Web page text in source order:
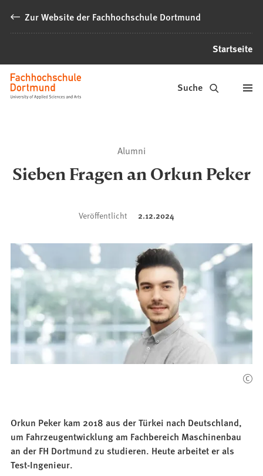
Inhalt anspringen
Zur Website der Fachhochschule Dortmund
Startseite
Alumni
Fachhochschule
Suche
Alumni
Sieben Fragen an Orkun Peker
Veröffentlicht 2.12.2024
Orkun Peker kam 2018 aus der Türkei nach Deutschland,
um Fahrzeugentwicklung am Fachbereich Maschinenbau
an der FH Dortmund zu studieren. Heute arbeitet er als
Test-Ingenieur.